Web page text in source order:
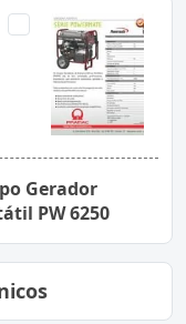
Gerador
PW 6250